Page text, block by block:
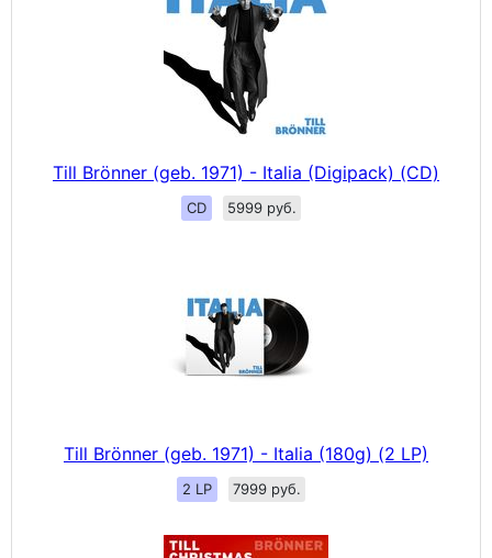
Till Brönner (geb. 1971) - Italia (Digipack) (CD)
CD 5999 руб.
Till Brönner (geb. 1971) - Italia (180g) (2 LP)
2 LP 7999 руб.